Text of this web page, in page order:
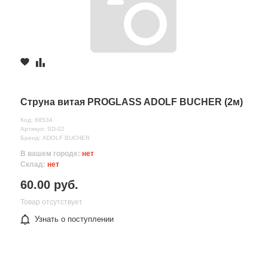
Струна витая PROGLASS ADOLF BUCHER (2м)
Код: 68534
Артикул: SD-02
Бренд: ADOLF BUCHER
В вашем городе: нет
Склад: нет
60.00 руб.
Товар отсутствует
Узнать о поступлении